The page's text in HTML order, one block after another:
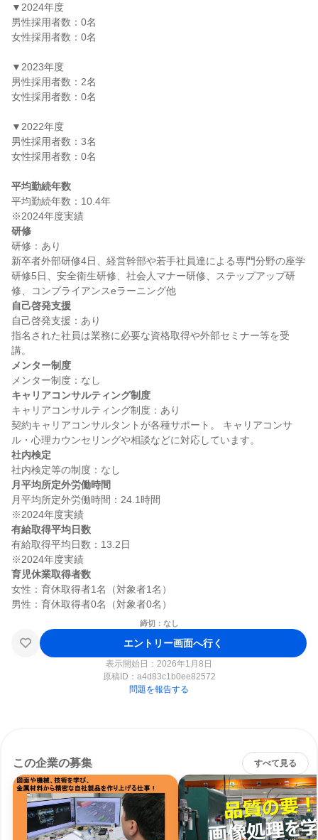
▼2024年度
男性採用者数：0名
女性採用者数：0名
▼2023年度
男性採用者数：2名
女性採用者数：0名
▼2022年度
男性採用者数：3名
女性採用者数：0名
平均勤続年数
平均勤続年数：10.4年
研修
研修：あり
新卒者外部研修4日、経営幹部や若手社員達による専門分野の座学
研修5日、安全衛生研修、社会人マナー研修、ステップアップ研
自己啓発支援
自己啓発支援：あり
指名された社員は業務に必要な資格取得や外部セミナー等を受
メンター制度
キャリアコンサルティング制度
キャリアコンサルティング制度：あり
契約キャリアコンサルタントが各種サポート。 キャリアコンサ
社内検定
月平均所定外労働時間
月平均所定外労働時間：24.1時間
有給取得平均日数
有給取得平均日数：13.2日
育児休業取得者数
女性：育休取得者1名（対象者1名）
締切：なし
エントリー画面へ行く
表示開始日：2026年1月8日
原稿ID： a4d83c1b0ee82572
問題を報告する
この企業の募集 すべて見る